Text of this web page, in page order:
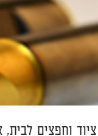
וחפצים